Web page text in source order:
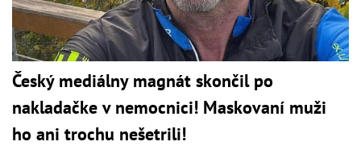
Český mediálny magnát skončil po
nakladačke v nemocnici! Maskovaní muži
ho ani trochu nešetrili!